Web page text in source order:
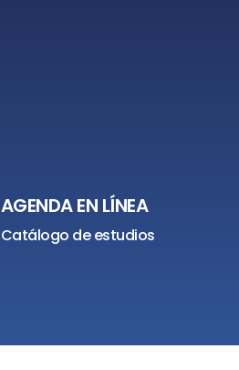
AGENDA EN LÍNEA
Catálogo de estudios